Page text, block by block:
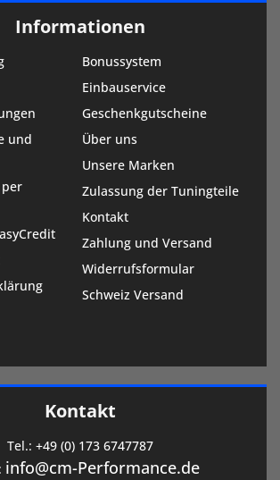
Informationen
und
Bonussystem
Einbauservice
Geschenkgutscheine
Über uns
Unsere Marken
Zulassung der Tuningteile
Kontakt
Zahlung und Versand
Widerrufsformular
Schweiz Versand
Kontakt
Tel.: +49 (0) 173 6747787
info@cm-Performance.de